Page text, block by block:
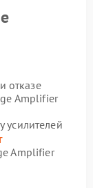
отказе
Amplifier
усилителей
Amplifier